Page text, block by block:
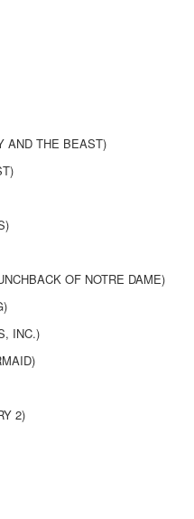
AND THE BEAST)
OF NOTRE DAME)
INC.)
2)